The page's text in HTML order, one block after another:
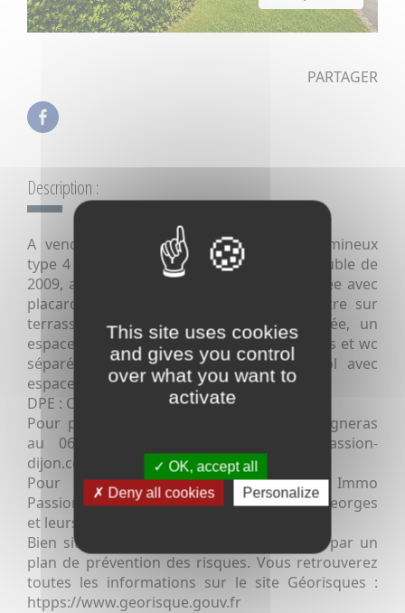
PARTAGER
Description :
A vendre à CHEVIGNY-SAINT-SAUVEUR lumineux
type 4 de 84 m2. Au 1er étage d'un immeuble de
2009, appartement composé : grande entrée avec
placard, lumineux séjour avec porte-fenêtre sur
terrasse de 8m2, cuisine séparée meublée, un
espace nuits avec 3 chambres, salle de bains et wc
séparé. possibilité de garage en sous-sol avec
espace de rangement.
DPE : C
Pour plus d'informations contactez Yan Vigneras
au 06.62.45.24.17 ou yvigneras@immopassion-
dijon.com
Pour vendre votre bien appartement, Immo
Passion deux agences à Dijon et Nuits St Georges
et leurs équipes à votre service
Bien situé dans un secteur non concerné par un
plan de prévention des risques. Vous retrouverez
toutes les informations sur le site Géorisques :
htpps://www.georisque.gouv.fr
This site uses cookies
and gives you control
over what you want to
activate
OK, accept all
Deny all cookies
Personalize